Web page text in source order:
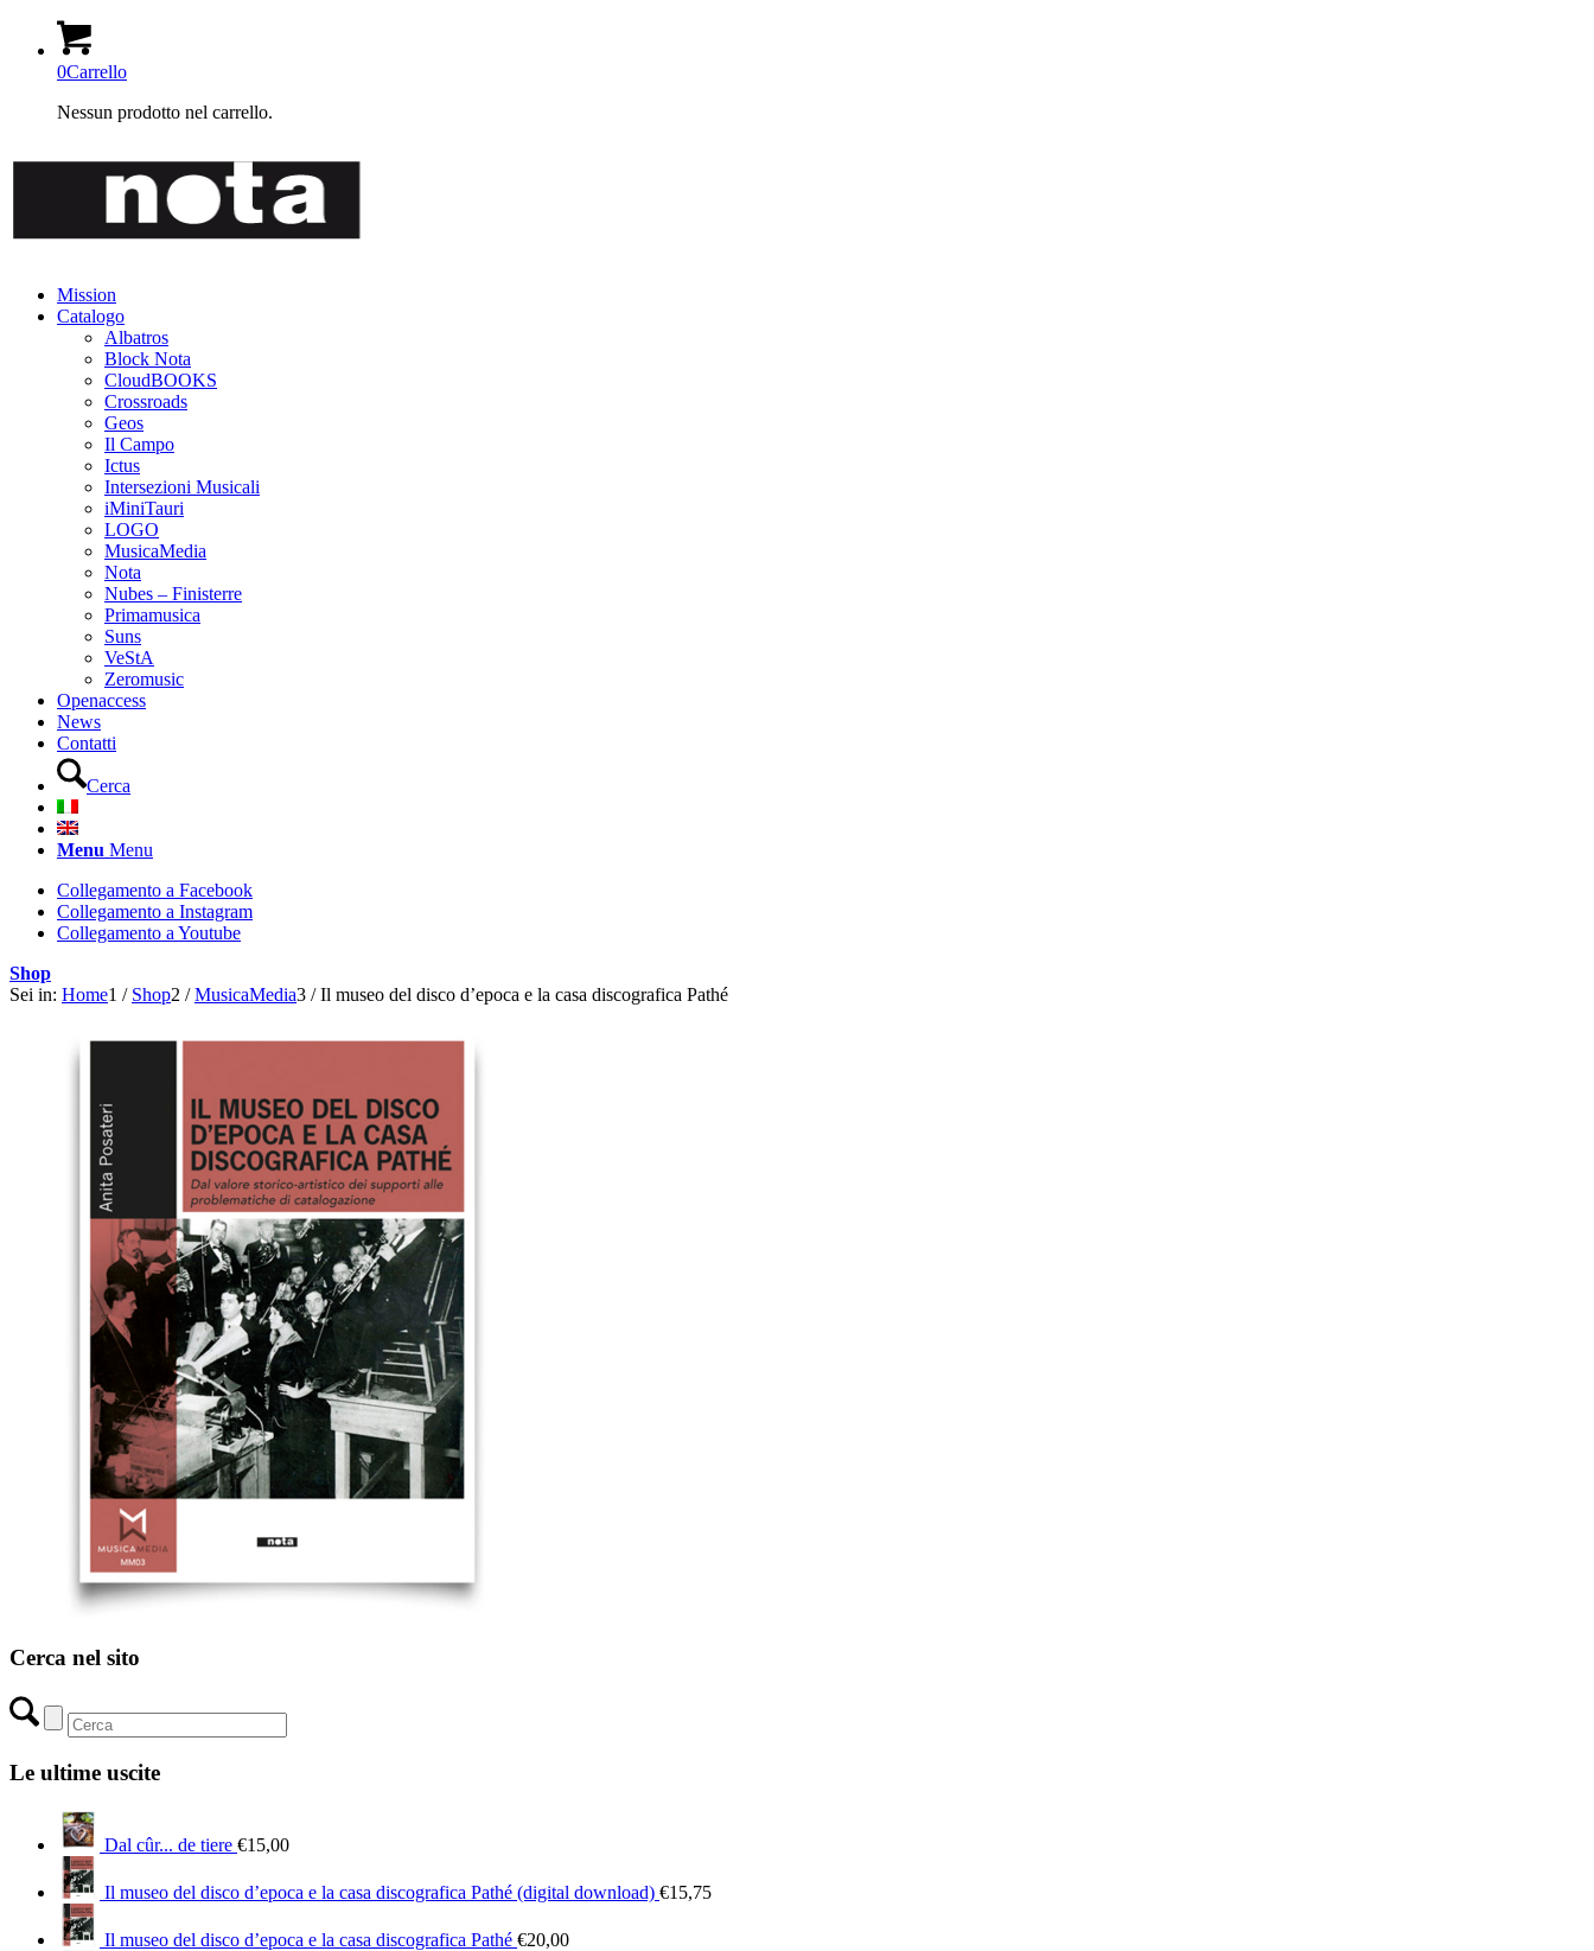
0Carrello
Nessun prodotto nel carrello.
Mission
Catalogo
Albatros
Block Nota
CloudBOOKS
Crossroads
Geos
Il Campo
Ictus
Intersezioni Musicali
iMiniTauri
LOGO
MusicaMedia
Nota
Nubes – Finisterre
Primamusica
Suns
VeStA
Zeromusic
Openaccess
News
Contatti
Cerca
Menu Menu
Collegamento a Facebook
Collegamento a Instagram
Collegamento a Youtube
Shop
Sei in: Home1 / Shop2 / MusicaMedia3 / Il museo del disco d’epoca e la casa discografica Pathé
Cerca nel sito
Le ultime uscite
Dal cûr... de tiere €15,00
Il museo del disco d’epoca e la casa discografica Pathé (digital download) €15,75
Il museo del disco d’epoca e la casa discografica Pathé €20,00